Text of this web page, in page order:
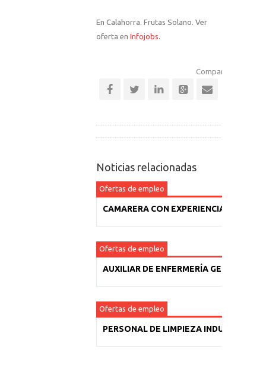
En Calahorra. Frutas Solano. Ver
oferta en Infojobs.
Comparte esta
Noticias relacionadas
Ofertas de empleo
CAMARERA CON EXPERIENCIA
Ofertas de empleo
AUXILIAR DE ENFERMERÍA GERIÁTRICA
Ofertas de empleo
PERSONAL DE LIMPIEZA INDUSTRIAL